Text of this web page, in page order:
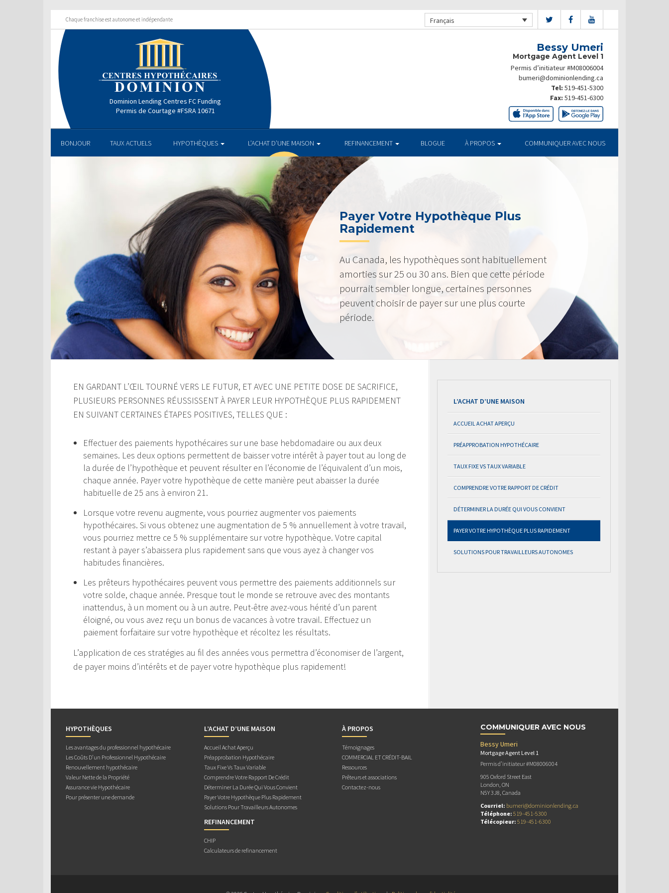
Chaque franchise est autonome et indépendante Français
Dominion Lending Centres FC Funding
Permis de Courtage #FSRA 10671
Bessy Umeri
Mortgage Agent Level 1
Permis d’initiateur #M08006004
bumeri@dominionlending.ca
Tel: 519-451-5300
Fax: 519-451-6300
BONJOUR TAUX ACTUELS HYPOTHÈQUES L’ACHAT D’UNE MAISON REFINANCEMENT BLOGUE À PROPOS COMMUNIQUER AVEC NOUS
Payer Votre Hypothèque Plus
Rapidement
Au Canada, les hypothèques sont habituellement
amorties sur 25 ou 30 ans. Bien que cette période
pourrait sembler longue, certaines personnes
peuvent choisir de payer sur une plus courte
période.
EN GARDANT L’ŒIL TOURNÉ VERS LE FUTUR, ET AVEC UNE PETITE DOSE DE SACRIFICE,
PLUSIEURS PERSONNES RÉUSSISSENT À PAYER LEUR HYPOTHÈQUE PLUS RAPIDEMENT
EN SUIVANT CERTAINES ÉTAPES POSITIVES, TELLES QUE :
Effectuer des paiements hypothécaires sur une base hebdomadaire ou aux deux
semaines. Les deux options permettent de baisser votre intérêt à payer tout au long de
la durée de l’hypothèque et peuvent résulter en l’économie de l’équivalent d’un mois,
chaque année. Payer votre hypothèque de cette manière peut abaisser la durée
habituelle de 25 ans à environ 21.
Lorsque votre revenu augmente, vous pourriez augmenter vos paiements
hypothécaires. Si vous obtenez une augmentation de 5 % annuellement à votre travail,
vous pourriez mettre ce 5 % supplémentaire sur votre hypothèque. Votre capital
restant à payer s’abaissera plus rapidement sans que vous ayez à changer vos
habitudes financières.
Les prêteurs hypothécaires peuvent vous permettre des paiements additionnels sur
votre solde, chaque année. Presque tout le monde se retrouve avec des montants
inattendus, à un moment ou à un autre. Peut-être avez-vous hérité d’un parent
éloigné, ou vous avez reçu un bonus de vacances à votre travail. Effectuez un
paiement forfaitaire sur votre hypothèque et récoltez les résultats.
L’application de ces stratégies au fil des années vous permettra d’économiser de l’argent,
de payer moins d’intérêts et de payer votre hypothèque plus rapidement!
L’ACHAT D’UNE MAISON
ACCUEIL ACHAT APERÇU
PRÉAPPROBATION HYPOTHÉCAIRE
TAUX FIXE VS TAUX VARIABLE
COMPRENDRE VOTRE RAPPORT DE CRÉDIT
DÉTERMINER LA DURÉE QUI VOUS CONVIENT
PAYER VOTRE HYPOTHÈQUE PLUS RAPIDEMENT
SOLUTIONS POUR TRAVAILLEURS AUTONOMES
HYPOTHÈQUES
Les avantages du professionnel hypothécaire
Les Coûts D’un Professionnel Hypothécaire
Renouvellement hypothécaire
Valeur Nette de la Propriété
Assurance vie Hypothécaire
Pour présenter une demande
L’ACHAT D’UNE MAISON
Accueil Achat Aperçu
Préapprobation Hypothécaire
Taux Fixe Vs Taux Variable
Comprendre Votre Rapport De Crédit
Déterminer La Durée Qui Vous Convient
Payer Votre Hypothèque Plus Rapidement
Solutions Pour Travailleurs Autonomes
REFINANCEMENT
CHIP
Calculateurs de refinancement
À PROPOS
Témoignages
COMMERCIAL ET CRÉDIT-BAIL
Ressources
Prêteurs et associations
Contactez-nous
COMMUNIQUER AVEC NOUS
Bessy Umeri
Mortgage Agent Level 1
Permis d’initiateur #M08006004
905 Oxford Street East
London, ON
N5Y 3J8, Canada
Courriel: bumeri@dominionlending.ca
Téléphone: 519-451-5300
Télécopieur: 519-451-6300